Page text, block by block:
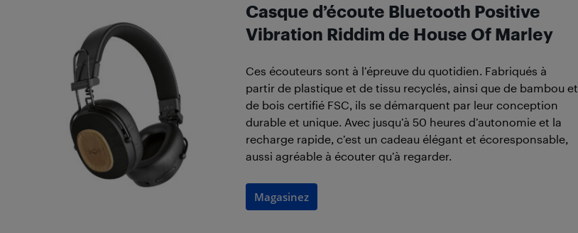
Casque d’écoute Bluetooth Positive
Vibration Riddim de House Of Marley
Ces écouteurs sont à l’épreuve du quotidien. Fabriqués à
partir de plastique et de tissu recyclés, ainsi que de bambou et
de bois certifié FSC, ils se démarquent par leur conception
durable et unique. Avec jusqu’à 50 heures d’autonomie et la
recharge rapide, c’est un cadeau élégant et écoresponsable,
aussi agréable à écouter qu’à regarder.
Magasinez